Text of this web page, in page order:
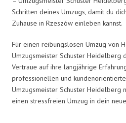
Schritten deines Umzugs, damit du
Zuhause in Rzeszów einleben kannst.
Für einen reibungslosen Umzug von
Umzugsmeister Schuster Heidelberg
Vertraue auf ihre langjährige
professionellen und
Umzugsmeister Schuster Heidelberg
einen stressfreien Umzug in dein